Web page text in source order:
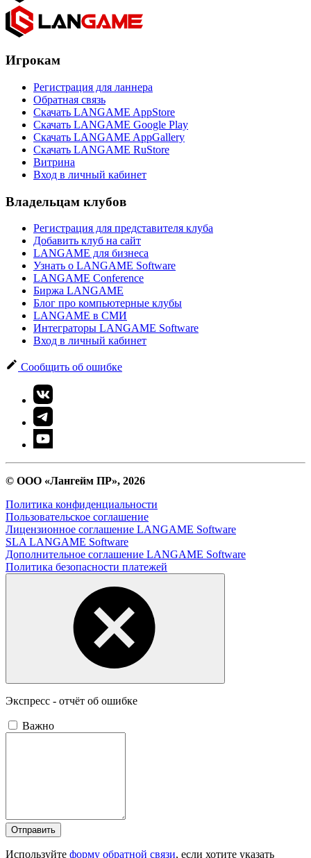
Игрокам
Регистрация для ланнера
Обратная связь
Скачать LANGAME AppStore
Скачать LANGAME Google Play
Скачать LANGAME AppGallery
Скачать LANGAME RuStore
Витрина
Вход в личный кабинет
Владельцам клубов
Регистрация для представителя клуба
Добавить клуб на сайт
LANGAME для бизнеса
Узнать о LANGAME Software
LANGAME Conference
Биржа LANGAME
Блог про компьютерные клубы
LANGAME в СМИ
Интеграторы LANGAME Software
Вход в личный кабинет
Сообщить об ошибке
© ООО «Лангейм ПР», 2026
Политика конфиденциальности
Пользовательское соглашение
Лицензионное соглашение LANGAME Software
SLA LANGAME Software
Дополнительное соглашение LANGAME Software
Политика безопасности платежей
Экспресс - отчёт об ошибке
Важно
Отправить
Используйте форму обратной связи, если хотите указать